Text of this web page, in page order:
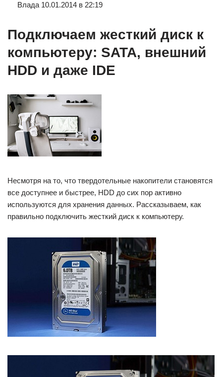
Влада 10.01.2014 в 22:19
Подключаем жесткий диск к
компьютеру: SATA, внешний
HDD и даже IDE
Несмотря на то, что твердотельные накопители становятся
все доступнее и быстрее, HDD до сих пор активно
используются для хранения данных. Рассказываем, как
правильно подключить жесткий диск к компьютеру.